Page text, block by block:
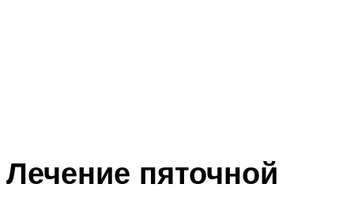
Лечение пяточной